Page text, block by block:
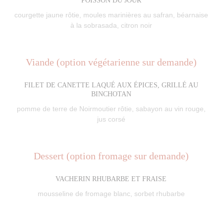
courgette jaune rôtie, moules marinières au safran, béarnaise
à la sobrasada, citron noir
Viande (option végétarienne sur demande)
FILET DE CANETTE LAQUÉ AUX ÉPICES, GRILLÉ AU
BINCHOTAN
pomme de terre de Noirmoutier rôtie, sabayon au vin rouge,
jus corsé
Dessert (option fromage sur demande)
VACHERIN RHUBARBE ET FRAISE
mousseline de fromage blanc, sorbet rhubarbe